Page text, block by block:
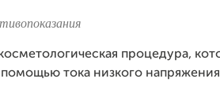
процедура,
помощью тока низкого